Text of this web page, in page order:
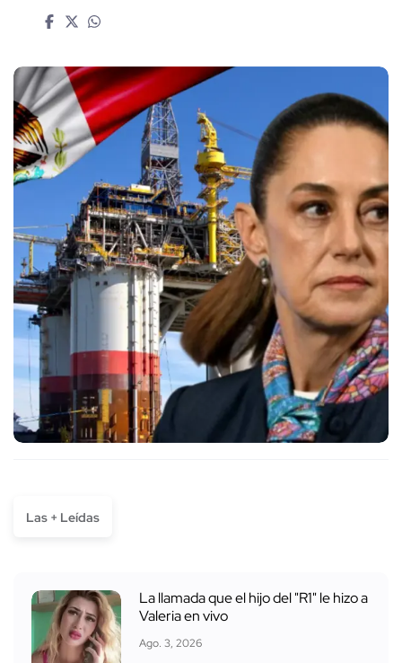
Las + Leídas
La llamada que el hijo del "R1" le hizo a
Valeria en vivo
Ago. 3, 2026